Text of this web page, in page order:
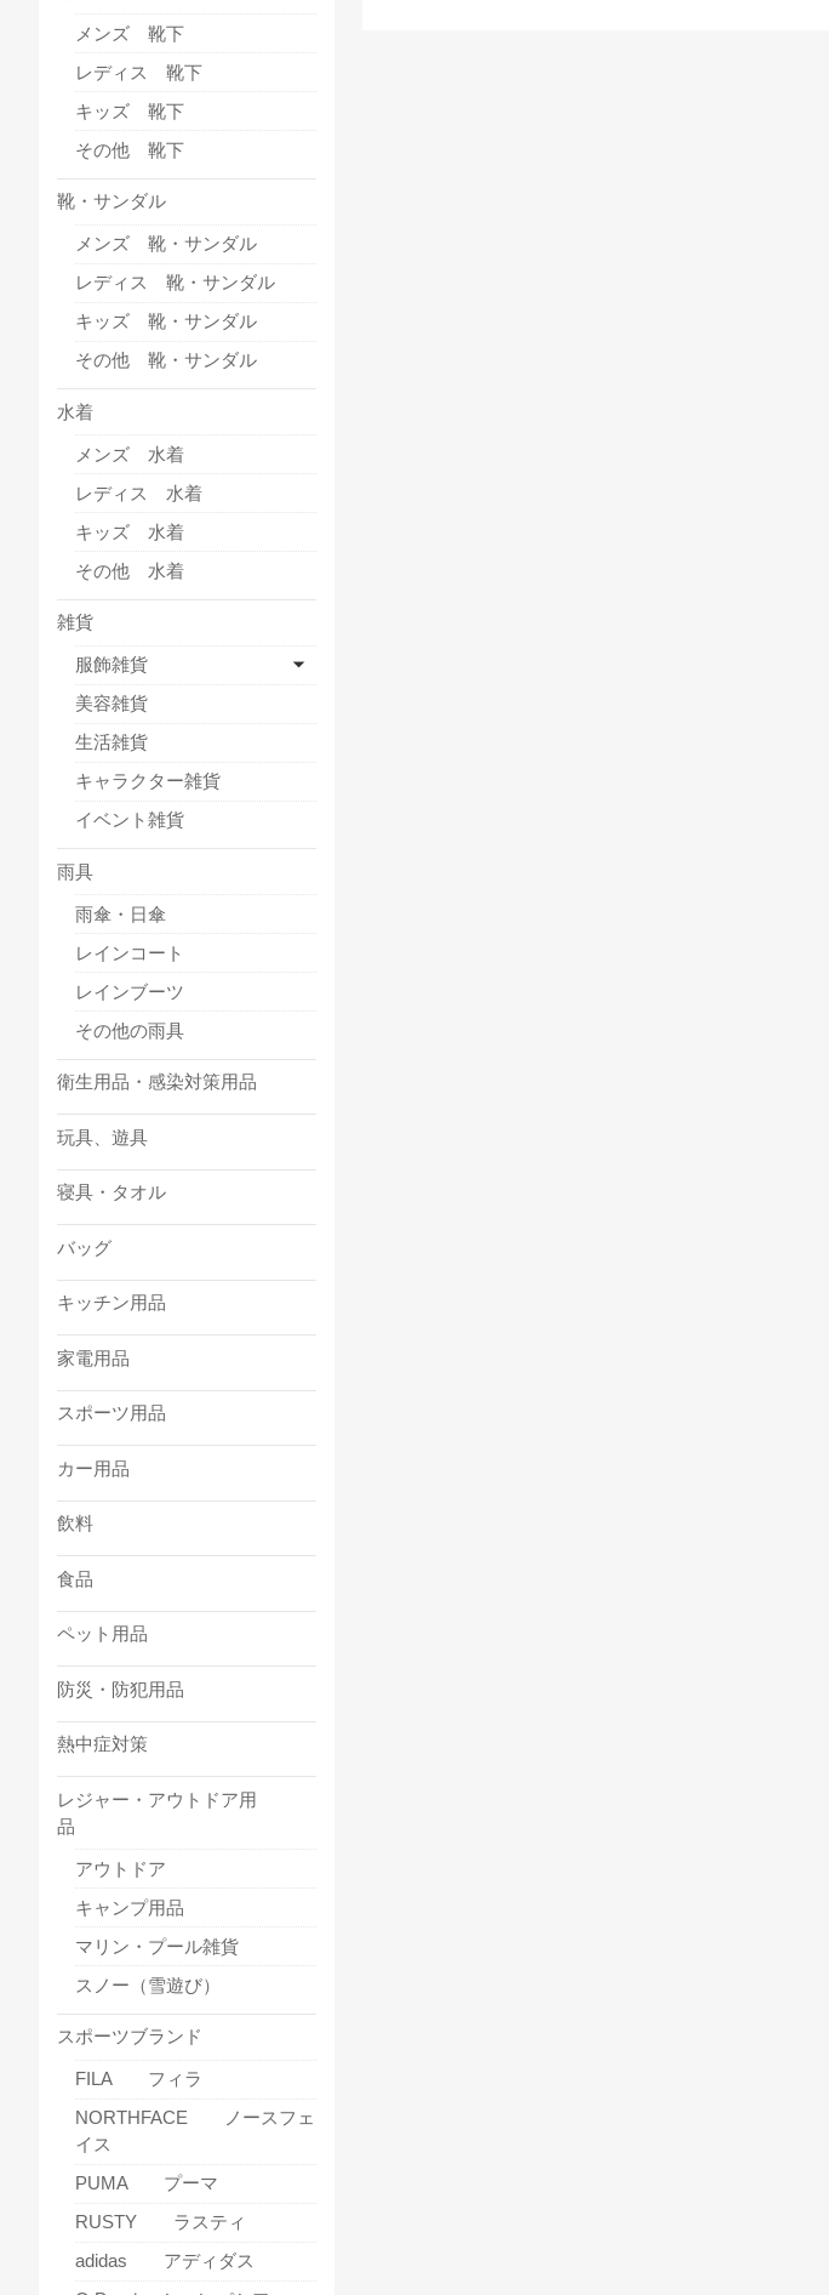
メンズ 靴下
レディス 靴下
キッズ 靴下
その他 靴下
靴・サンダル
メンズ 靴・サンダル
レディス 靴・サンダル
キッズ 靴・サンダル
その他 靴・サンダル
水着
メンズ 水着
レディス 水着
キッズ 水着
その他 水着
雑貨
服飾雑貨
美容雑貨
生活雑貨
キャラクター雑貨
イベント雑貨
雨具
雨傘・日傘
レインコート
レインブーツ
その他の雨具
衛生用品・感染対策用品
玩具、遊具
寝具・タオル
バッグ
キッチン用品
家電用品
スポーツ用品
カー用品
飲料
食品
ペット用品
防災・防犯用品
熱中症対策
レジャー・アウトドア用
品
アウトドア
キャンプ用品
マリン・プール雑貨
スノー（雪遊び）
スポーツブランド
FILA フィラ
NORTHFACE ノースフェ
イス
PUMA プーマ
RUSTY ラスティ
adidas アディダス